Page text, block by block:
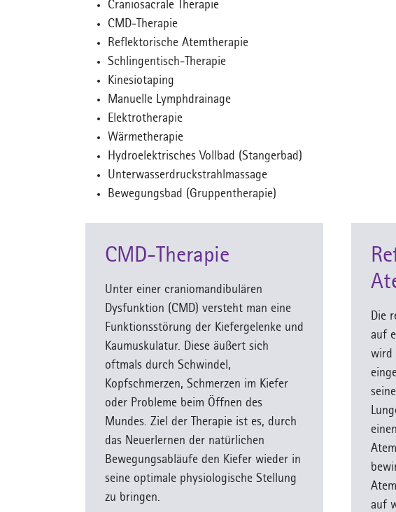
Craniosacrale Therapie
CMD-Therapie
Reflektorische Atemtherapie
Schlingentisch-Therapie
Kinesiotaping
Manuelle Lymphdrainage
Elektrotherapie
Wärmetherapie
Hydroelektrisches Vollbad (Stangerbad)
Unterwasserdruckstrahlmassage
Bewegungsbad (Gruppentherapie)
CMD-Therapie
Unter einer craniomandibulären
Dysfunktion (CMD) versteht man eine
Funktionsstörung der Kiefergelenke und
Kaumuskulatur. Diese äußert sich
oftmals durch Schwindel,
Kopfschmerzen, Schmerzen im Kiefer
oder Probleme beim Öffnen des
Mundes. Ziel der Therapie ist es, durch
das Neuerlernen der natürlichen
Bewegungsabläufe den Kiefer wieder in
seine optimale physiologische Stellung
zu bringen.
Die
auf
wird
auf